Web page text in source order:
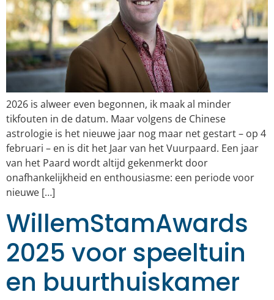
2026 is alweer even begonnen, ik maak al minder
tikfouten in de datum. Maar volgens de Chinese
astrologie is het nieuwe jaar nog maar net gestart – op 4
februari – en is dit het Jaar van het Vuurpaard. Een jaar
van het Paard wordt altijd gekenmerkt door
onafhankelijkheid en enthousiasme: een periode voor
nieuwe […]
WillemStamAwards
2025 voor speeltuin
en buurthuiskamer